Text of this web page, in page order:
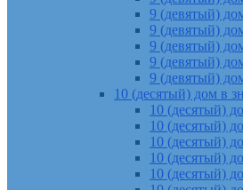
9 (девятый)
9 (девятый)
9 (девятый)
9 (девятый)
9 (девятый)
10 (десятый) дом в
10 (десятый)
10 (десятый)
10 (десятый)
10 (десятый)
10 (десятый)